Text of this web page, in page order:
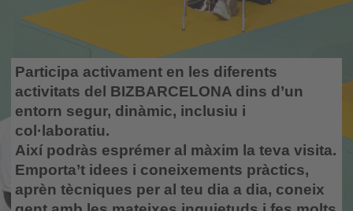
Participa activament en les diferents
activitats del BIZBARCELONA dins d’un
entorn segur, dinàmic, inclusiu i
col·laboratiu.
Així podràs esprémer al màxim la teva visita.
Emporta’t idees i coneixements pràctics,
aprèn tècniques per al teu dia a dia, coneix